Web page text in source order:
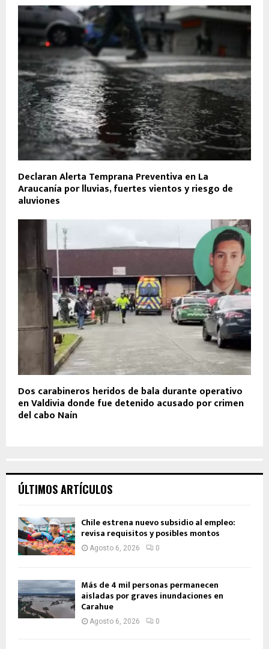
Declaran Alerta Temprana Preventiva en La
Araucanía por lluvias, fuertes vientos y riesgo de
aluviones
Dos carabineros heridos de bala durante operativo
en Valdivia donde fue detenido acusado por crimen
del cabo Naín
ÚLTIMOS ARTÍCULOS
Chile estrena nuevo subsidio al empleo:
revisa requisitos y posibles montos
Agosto 6, 2026 0
Más de 4 mil personas permanecen
aisladas por graves inundaciones en
Carahue
Agosto 6, 2026 0